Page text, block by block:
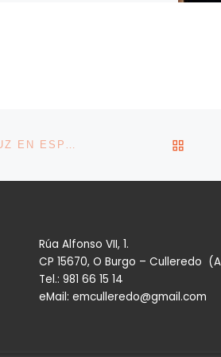
EL CALOR Y EL CO₂ IMPULSAN EL PRECIO DE LA LUZ EN ESPAÑA AL MÁXIMO EUROPEO
Rúa Alfonso VII, 1.
CP 15670, O Burgo – Culleredo
Tel.: 981 66 15 14
eMail: emculleredo@gmail.com